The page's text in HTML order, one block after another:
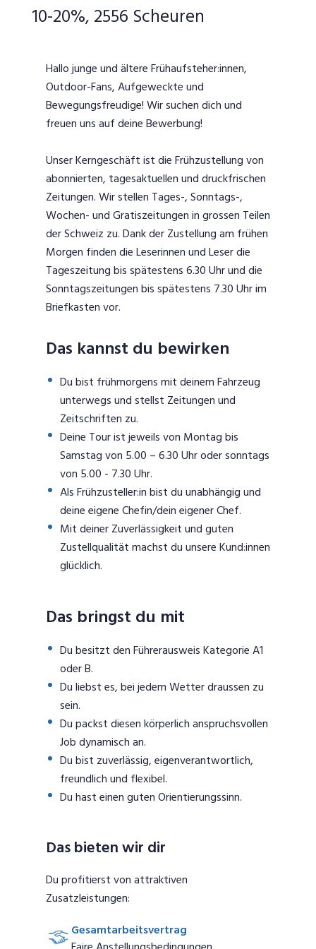
10-20%, 2556 Scheuren
Hallo junge und ältere Frühaufsteher:innen,
Outdoor-Fans, Aufgeweckte und
Bewegungsfreudige! Wir suchen dich und
freuen uns auf deine Bewerbung!
Unser Kerngeschäft ist die Frühzustellung von
abonnierten, tagesaktuellen und druckfrischen
Zeitungen. Wir stellen Tages-, Sonntags-,
Wochen- und Gratiszeitungen in grossen Teilen
der Schweiz zu. Dank der Zustellung am frühen
Morgen finden die Leserinnen und Leser die
Tageszeitung bis spätestens 6.30 Uhr und die
Sonntagszeitungen bis spätestens 7.30 Uhr im
Briefkasten vor.
Das kannst du bewirken
Du bist frühmorgens mit deinem Fahrzeug
unterwegs und stellst Zeitungen und
Zeitschriften zu.
Deine Tour ist jeweils von Montag bis
Samstag von 5.00 – 6.30 Uhr oder sonntags
von 5.00 - 7.30 Uhr.
Als Frühzusteller:in bist du unabhängig und
deine eigene Chefin/dein eigener Chef.
Mit deiner Zuverlässigkeit und guten
Zustellqualität machst du unsere Kund:innen
glücklich.
Das bringst du mit
Du besitzt den Führerausweis Kategorie A1
oder B.
Du liebst es, bei jedem Wetter draussen zu
sein.
Du packst diesen körperlich anspruchsvollen
Job dynamisch an.
Du bist zuverlässig, eigenverantwortlich,
freundlich und flexibel.
Du hast einen guten Orientierungssinn.
Das bieten wir dir
Du profitierst von attraktiven
Zusatzleistungen:
Gesamtarbeitsvertrag